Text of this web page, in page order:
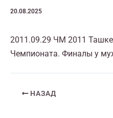
20.08.2025
2011.09.29 ЧМ 2011
Чемпионата. Финалы у
НАЗАД